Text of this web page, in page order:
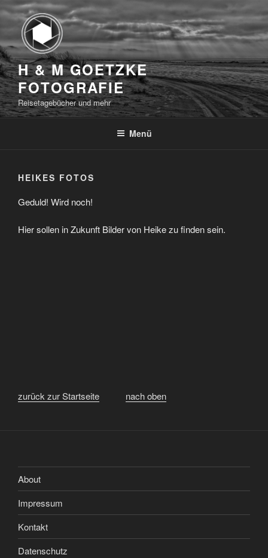
Zum
Inhalt
springen
H & M GOETZKE
FOTOGRAFIE
Reisetagebücher und mehr
Menü
HEIKES FOTOS
Geduld! Wird noch!
Hier sollen in Zukunft Bilder von Heike zu finden sein.
zurück zur Startseite nach oben
About
Impressum
Kontakt
Datenschutz